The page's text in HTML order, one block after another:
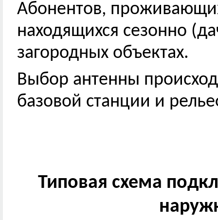
Абонентов,
находящихся сезонно
загородных объектах.
Выбор антенны
базовой станции и
Типовая схема